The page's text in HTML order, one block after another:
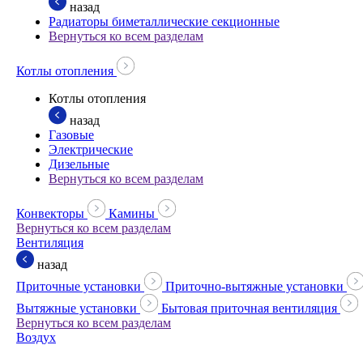
назад
Радиаторы биметаллические секционные
Вернуться ко всем разделам
Котлы отопления
Котлы отопления
назад
Газовые
Электрические
Дизельные
Вернуться ко всем разделам
Конвекторы
Камины
Вернуться ко всем разделам
Вентиляция
назад
Приточные установки
Приточно-вытяжные установки
Вытяжные установки
Бытовая приточная вентиляция
Вернуться ко всем разделам
Воздух